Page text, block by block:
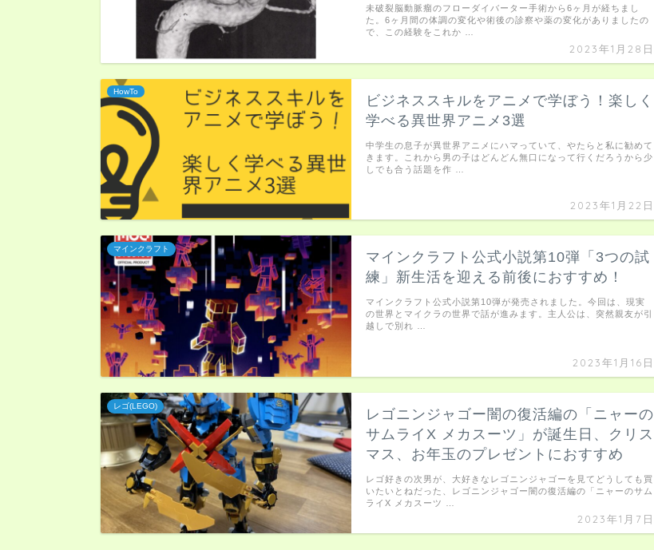
2023年1月28日
未破裂脳動脈瘤のフローダイバーター手術から6ヶ月が経ちまし
た。6ヶ月間の体調の変化や術後の診察や薬の変化がありましたの
で、この経験をこれか …
HowTo
ビジネススキルをアニメで学ぼう！楽しく
学べる異世界アニメ3選
2023年1月22日
中学生の息子が異世界アニメにハマっていて、やたらと私に勧めて
きます。これから男の子はどんどん無口になって行くだろうから少
しでも合う話題を作 …
マインクラフト
マインクラフト公式小説第10弾「3つの試
練」新生活を迎える前後におすすめ！
2023年1月16日
マインクラフト公式小説第10弾が発売されました。今回は、現実
の世界とマイクラの世界で話が進みます。主人公は、突然親友が引
越しで別れ …
レゴ(LEGO)
レゴニンジャゴー闇の復活編の「ニャーの
サムライX メカスーツ」が誕生日、クリス
マス、お年玉のプレゼントにおすすめ
2023年1月7日
レゴ好きの次男が、大好きなレゴニンジャゴーを見てどうしても買
いたいとねだった、レゴニンジャゴー闇の復活編の「ニャーのサム
ライX メカスーツ …